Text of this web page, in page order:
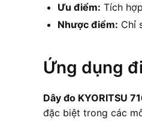
Ưu điểm: Tích
Nhược điểm: Chỉ
Ứng dụng
Dây đo KYORITSU
đặc biệt trong các